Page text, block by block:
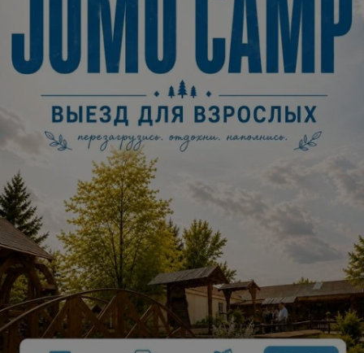
Описание
6 ноября 2026 года. Коста Лакоста: большой сольный
концерт в Prime Hall.
«По-другому», «Весна», «А ты говоришь», «Поневоле» —
главные хиты эпатажного артиста. Панк, рэп и атмосфера
90-х на одной сцене.
6 ноября 2026 года в концертном зале Prime Hall (пр-т
Победителей, 65, Минск) выступит один из самых ярких
и неоднозначных артистов — Коста Лакоста.